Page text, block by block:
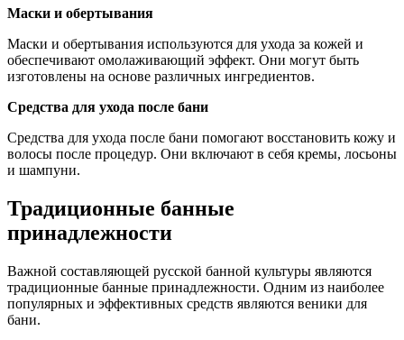
Маски и обертывания
Маски и обертывания используются для ухода за кожей и
обеспечивают омолаживающий эффект. Они могут быть
изготовлены на основе различных ингредиентов.
Средства для ухода после бани
Средства для ухода после бани помогают восстановить кожу и
волосы после процедур. Они включают в себя кремы, лосьоны
и шампуни.
Традиционные банные
принадлежности
Важной составляющей русской банной культуры являются
традиционные банные принадлежности. Одним из наиболее
популярных и эффективных средств являются веники для
бани.